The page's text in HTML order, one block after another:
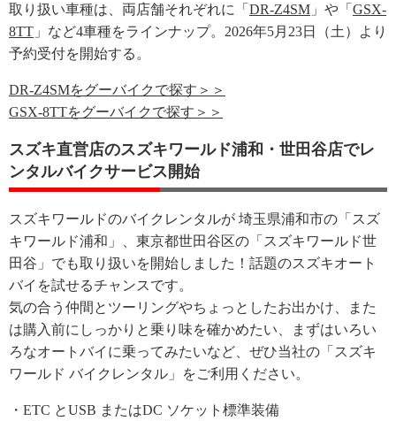
取り扱い車種は、両店舗それぞれに「 DR-Z4SM 」や「 GSX-
8TT 」など4車種をラインナップ。2026年5月23日（土）より
予約受付を開始する。
DR-Z4SMをグーバイクで探す＞＞
GSX-8TTをグーバイクで探す＞＞
スズキ直営店のスズキワールド浦和・世田谷店でレ
ンタルバイクサービス開始
スズキワールドのバイクレンタルが 埼玉県浦和市の「スズ
キワールド浦和」、東京都世田谷区の「スズキワールド世
田谷」でも取り扱いを開始しました！話題のスズキオート
バイを試せるチャンスです。
気の合う仲間とツーリングやちょっとしたお出かけ、また
は購入前にしっかりと乗り味を確かめたい、まずはいろい
ろなオートバイに乗ってみたいなど、ぜひ当社の「スズキ
ワールド バイクレンタル」をご利用ください。
・ETC とUSB またはDC ソケット標準装備